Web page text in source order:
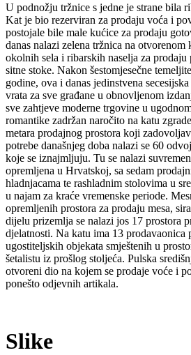
U podnožju tržnice s jedne je strane bila
Kat je bio rezerviran za prodaju voća i
postojale bile male kućice za prodaju
danas nalazi zelena tržnica na
okolnih sela i ribarskih naselja za
sitne stoke. Nakon šestomjesečne
godine, ova i danas jedinstvena
vrata za sve građane u obnovljenom
sve zahtjeve moderne trgovine u
romantike zadržan naročito na katu
metara prodajnog prostora koji
potrebe današnjeg doba nalazi se 60
koje se iznajmljuju. Tu se nalazi
opremljena u Hrvatskoj, sa sedam
hladnjacama te rashladnim stolovima u
u najam za kraće vremenske periode.
opremljenih prostora za prodaju mesa,
dijelu prizemlja se nalazi jos 17 prostora
djelatnosti. Na katu ima 13 prodavaonica
ugostiteljskih objekata smještenih u
šetalistu iz prošlog stoljeća. Pulska
otvoreni dio na kojem se prodaje voće i
ponešto odjevnih artikala.
Slike